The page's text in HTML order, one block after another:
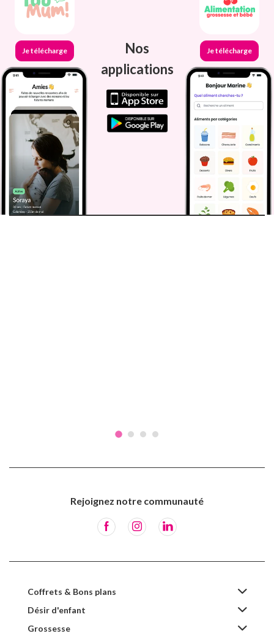
Je télécharge
Nos
applications
Je télécharge
Rejoignez notre communauté
Coffrets & Bons plans
Désir d'enfant
Grossesse